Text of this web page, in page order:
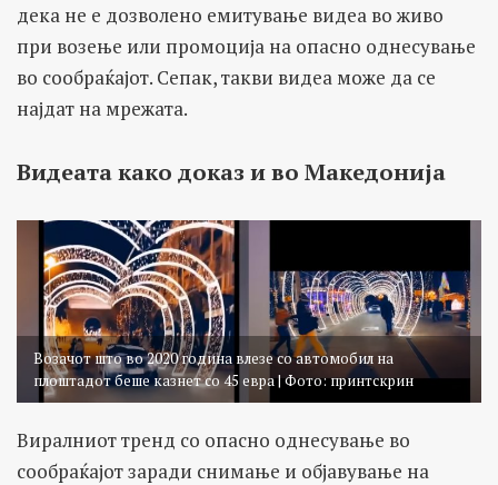
дека не е дозволено емитување видеа во живо
при возење или промоција на опасно однесување
во сообраќајот. Сепак, такви видеа може да се
најдат на мрежата.
Видеата како доказ и во Македонија
Возачот што во 2020 година влезе со автомобил на
плоштадот беше казнет со 45 евра | Фото: принтскрин
Виралниот тренд со опасно однесување во
сообраќајот заради снимање и објавување на